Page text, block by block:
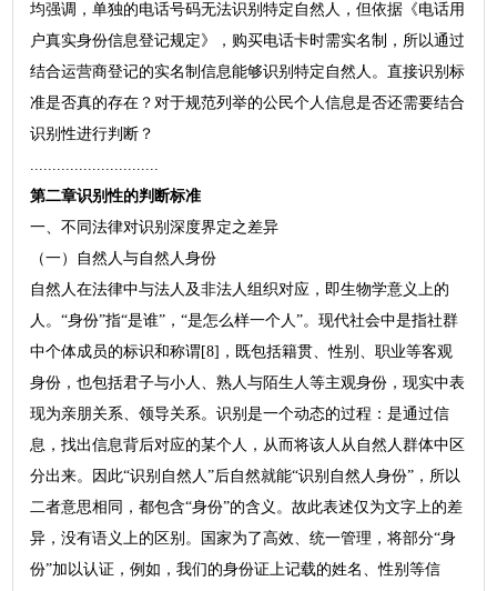
均强调，单独的电话号码无法识别特定自然人，但依据《电话用
户真实身份信息登记规定》，购买电话卡时需实名制，所以通过
结合运营商登记的实名制信息能够识别特定自然人。直接识别标
准是否真的存在？对于规范列举的公民个人信息是否还需要结合
识别性进行判断？
.............................
第二章识别性的判断标准
一、不同法律对识别深度界定之差异
（一）自然人与自然人身份
自然人在法律中与法人及非法人组织对应，即生物学意义上的
人。“身份”指“是谁”，“是怎么样一个人”。现代社会中是指社群
中个体成员的标识和称谓[8]，既包括籍贯、性别、职业等客观
身份，也包括君子与小人、熟人与陌生人等主观身份，现实中表
现为亲朋关系、领导关系。识别是一个动态的过程：是通过信
息，找出信息背后对应的某个人，从而将该人从自然人群体中区
分出来。因此“识别自然人”后自然就能“识别自然人身份”，所以
二者意思相同，都包含“身份”的含义。故此表述仅为文字上的差
异，没有语义上的区别。国家为了高效、统一管理，将部分“身
份”加以认证，例如，我们的身份证上记载的姓名、性别等信